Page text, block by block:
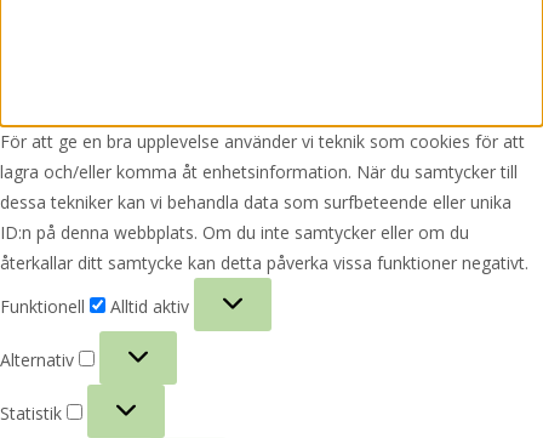
För att ge en bra upplevelse använder vi teknik som cookies för att
lagra och/eller komma åt enhetsinformation. När du samtycker till
dessa tekniker kan vi behandla data som surfbeteende eller unika
ID:n på denna webbplats. Om du inte samtycker eller om du
återkallar ditt samtycke kan detta påverka vissa funktioner negativt.
Funktionell
Alltid aktiv
Alternativ
Statistik